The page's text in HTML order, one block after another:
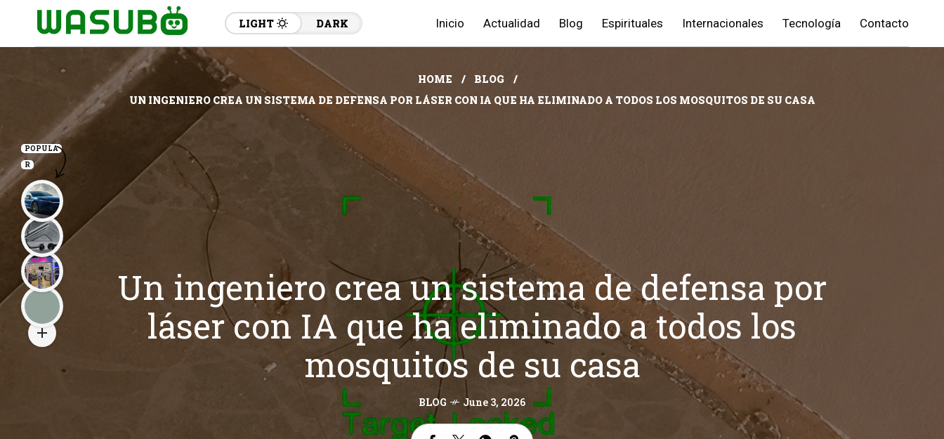
LIGHT DARK Inicio Actualidad Blog Espirituales Internacionales Tecnología Contacto
HOME
BLOG
UN INGENIERO CREA UN SISTEMA DE DEFENSA POR LÁSER CON IA QUE HA ELIMINADO A TODOS LOS MOSQUITOS DE SU CASA
Un ingeniero crea un sistema de defensa por
láser con IA que ha eliminado a todos los
mosquitos de su casa
BLOG June 3, 2026
POPULA
R